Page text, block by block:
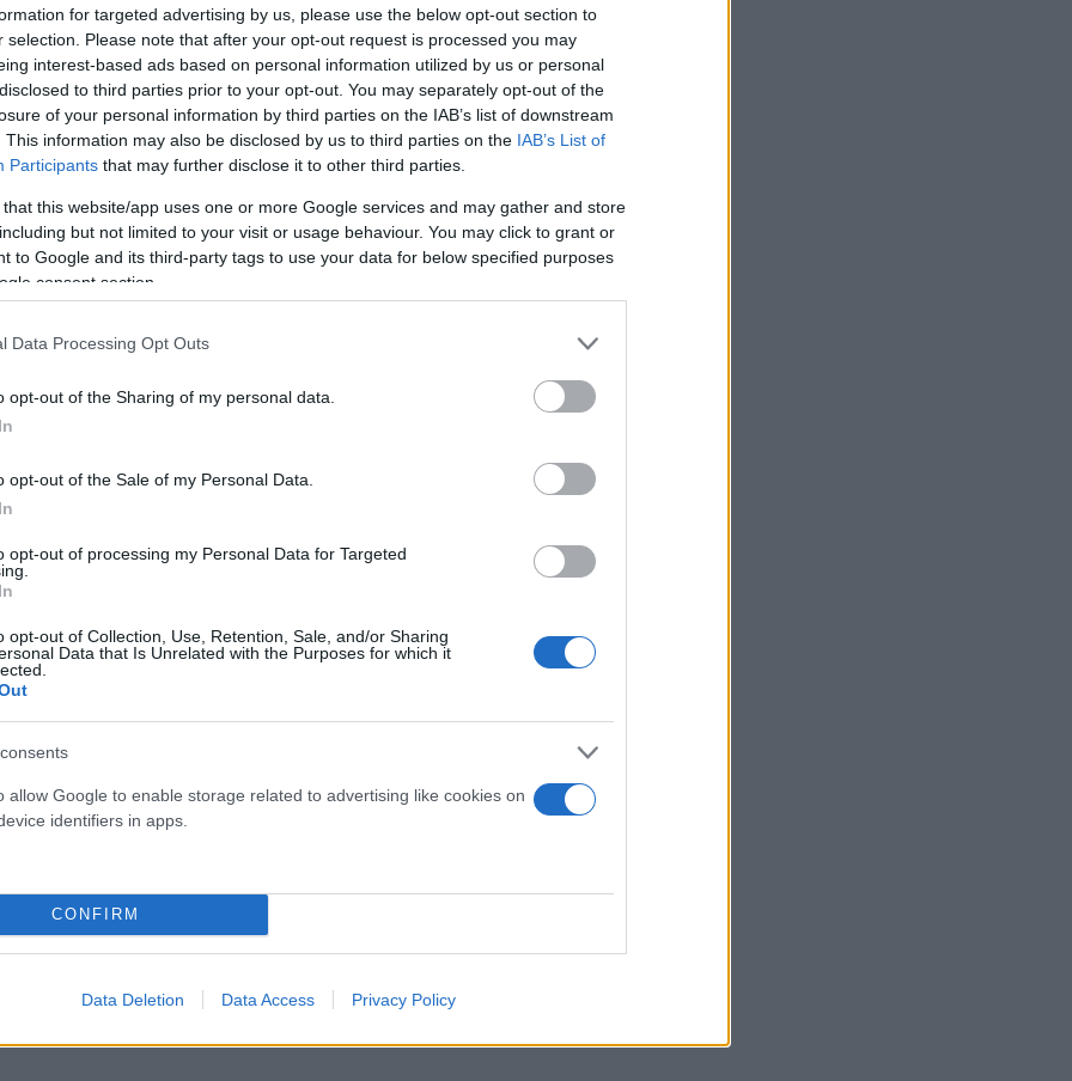
for targeted advertising by us, please use the below opt-out section to
selection. Please note that after your opt-out request is processed you may
interest-based ads based on personal information utilized by us or personal
to third parties prior to your opt-out. You may separately opt-out of the
of your personal information by third parties on the IAB’s list of downstream
This information may also be disclosed by us to third parties on the IAB’s List of
Participants that may further disclose it to other third parties.
that this website/app uses one or more Google services and may gather and store
but not limited to your visit or usage behaviour. You may click to grant or
to Google and its third-party tags to use your data for below specified purposes
consent section.
Data Processing Opt Outs
opt-out of the Sharing of my personal data.
opt-out of the Sale of my Personal Data.
opt-out of processing my Personal Data for Targeted
opt-out of Collection, Use, Retention, Sale, and/or Sharing
Data that Is Unrelated with the Purposes for which it
allow Google to enable storage related to advertising like cookies on
identifiers in apps.
CONFIRM
Data Deletion Data Access Privacy Policy
είναι τυχαία η δημοσιοποίηση του συγκεκριμένου άρθρου
το ΠΑΣΟΚ. Ερωτούμενος για τα ποια είναι τα οικονομικά
είπε ότι όταν μιλάμε για μια εφημερίδα δεν είναι
σοβαρό θέμα με πολλά νεαρά παιδιά νεκρά δεν μπορεί να
ακόμη ότι «ισχυρά συμφέροντα πολεμούν την
προσπαθούν να στοχοποιήσουν τον πρωθυπουργό, την
με το δυστύχημα των Τεμπών. Όλοι θέλουμε να
αστερίσκους και εξαιρέσεις. Να αφήσουμε την Δικαιοσύνη
να ξεκινήσει άμεσα η διαδικασία μετά την κατάθεση της
δικαιώματος των 48 ωρών, ο Παύλος Μαρινάκης παρέπεμψε
το κυβερνών κόμμα διαβάσει την πρόταση δυσπιστίας
του πρωθυπουργού Κυριάκου Μητσοτάκη θα τη